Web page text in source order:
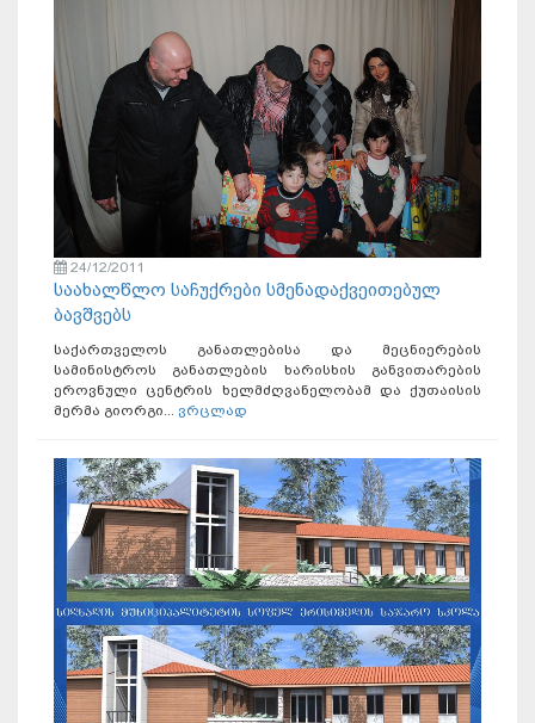
24/12/2011
საახალწლო საჩუქრები სმენადაქვეითებულ
ბავშვებს
საქართველოს განათლებისა და მეცნიერების
სამინისტროს განათლების ხარისხის განვითარების
ეროვნული ცენტრის ხელმძღვანელობამ და ქუთაისის
მერმა გიორგი... ვრცლად